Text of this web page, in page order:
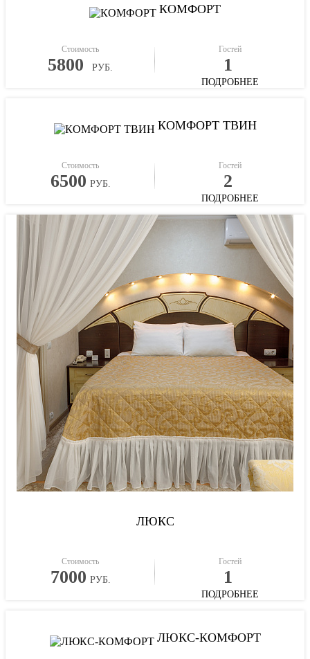
КОМФОРТ
Стоимость
5800 РУБ.
Гостей
1
ПОДРОБНЕЕ
КОМФОРТ ТВИН
Стоимость
6500 РУБ.
Гостей
2
ПОДРОБНЕЕ
ЛЮКС
Стоимость
7000 РУБ.
Гостей
1
ПОДРОБНЕЕ
ЛЮКС-КОМФОРТ